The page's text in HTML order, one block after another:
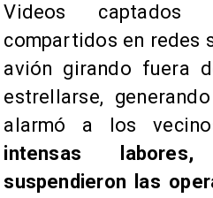
Videos
compartidos en redes
avión girando fuera
estrellarse,
alarmó a los
intensas
suspendieron las